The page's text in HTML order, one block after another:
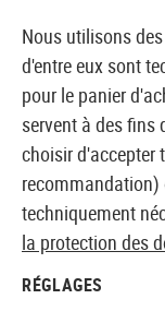
Accueil
G&G
Nous utilisons
d'entre eux sont
pour le panier
servent à des fins
choisir d'accepter
techniquement
la protection des
RÉGLAGES